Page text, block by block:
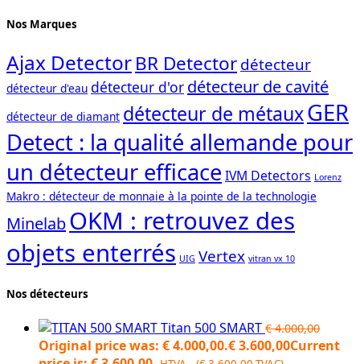
Nos Marques
Ajax DetectorBR Detectordétecteur
détecteur d'eau détecteur d'or détecteur de cavité
détecteur de diamant détecteur de métauxGER
Detect : la qualité allemande pour
un détecteur efficace IVM Detectors Lorenz
Makro : détecteur de monnaie à la pointe de la technologie
MinelabOKM : retrouvez des
objets enterrés UIG Vertex vitran vx 10
Nos détecteurs
Titan 500 SMART €4.000,00
Original price was: € 4.000,00.€3.600,00Current